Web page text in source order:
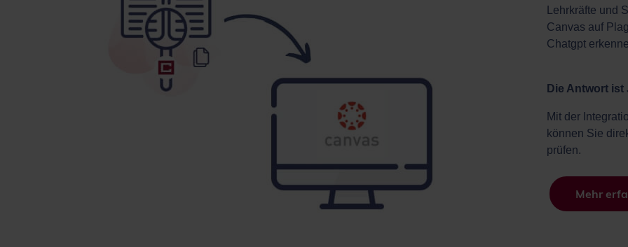
Lehrkräfte und
Canvas auf
Chatgpt
Die Antwort ist
Mit der
können Sie
prüfen.
Mehr